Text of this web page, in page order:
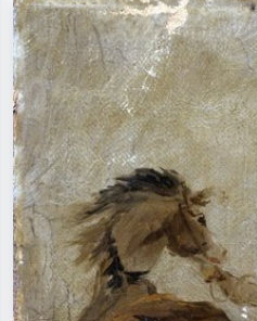
Szukaj wg artysty, tytułu lub stylu – np.
Monet, Gwiaździsta noc,
impresjonizm, fala Hokusaia, akt.